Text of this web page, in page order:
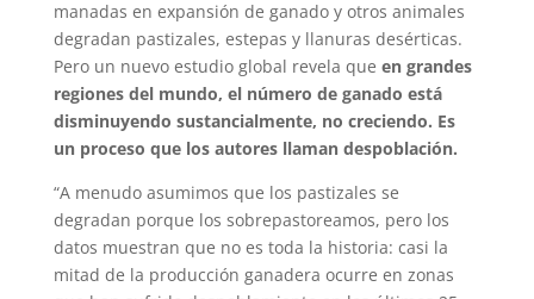
manadas en expansión de ganado y otros animales
degradan pastizales, estepas y llanuras desérticas.
Pero un nuevo estudio global revela que en grandes
regiones del mundo, el número de ganado está
disminuyendo sustancialmente, no creciendo. Es
un proceso que los autores llaman despoblación.
“A menudo asumimos que los pastizales se
degradan porque los sobrepastoreamos, pero los
datos muestran que no es toda la historia: casi la
mitad de la producción ganadera ocurre en zonas